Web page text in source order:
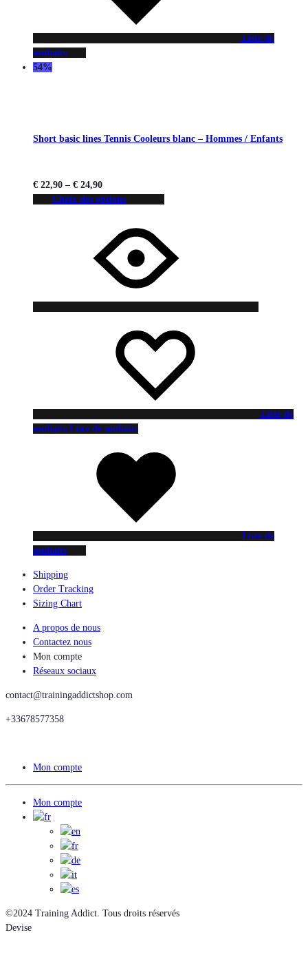
Liste de
souhaits
54%
Short basic lines Tennis Cooleurs blanc – Hommes / Enfants
€ 22,90 – € 24,90
Choix des options
Liste de
souhaits Liste de souhaits
Liste de
souhaits
Shipping
Order Tracking
Sizing Chart
A propos de nous
Contactez nous
Mon compte
Réseaux sociaux
contact@trainingaddictshop.com
+33678577358
Mon compte
Mon compte
©2024 Training Addict. Tous droits réservés
Devise